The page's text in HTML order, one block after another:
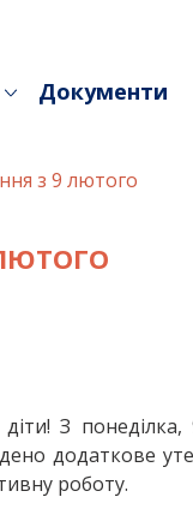
Документи
з 9 лютого
З
додаткове
роботу.